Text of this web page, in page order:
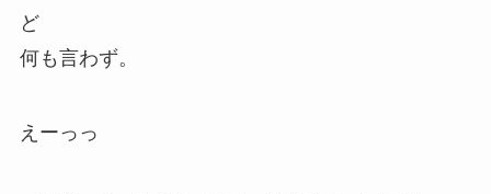
ど
何も言わず。
えーっっ